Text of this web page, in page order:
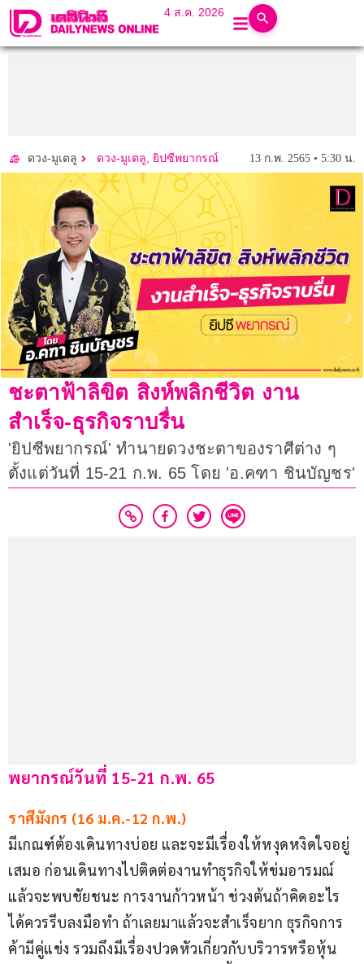
4 ส.ค. 2026
ดวง-มูเตลู ดวง-มูเตลู, ยิปซีพยากรณ์ 13 ก.พ. 2565 • 5:30 น.
ชะตาฟ้าลิขิต สิงห์พลิกชีวิต งาน
สำเร็จ-ธุรกิจราบรื่น
'ยิปซีพยากรณ์' ทำนายดวงชะตาของราศีต่าง ๆ
ตั้งแต่วันที่ 15-21 ก.พ. 65 โดย 'อ.คฑา ชินบัญชร'
พยากรณ์วันที่ 15-21 ก.พ. 65
ราศีมังกร (16 ม.ค.-12 ก.พ.)
มีเกณฑ์ต้องเดินทางบ่อย และจะมีเรื่องให้หงุดหงิดใจอยู่
เสมอ ก่อนเดินทางไปติดต่องานทำธุรกิจให้ข่มอารมณ์
แล้วจะพบชัยชนะ การงานก้าวหน้า ช่วงต้นถ้าคิดอะไร
ได้ควรรีบลงมือทำ ถ้าเลยมาแล้วจะสำเร็จยาก ธุรกิจการ
ค้ามีคู่แข่ง รวมถึงมีเรื่องปวดหัวเกี่ยวกับบริวารหรือหุ้น